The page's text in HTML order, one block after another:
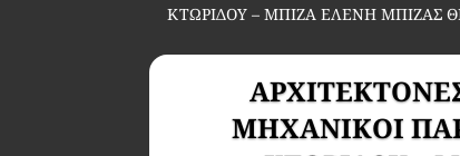
ΚΤΩΡΙΔΟΥ – ΜΠΙΖΑ ΕΛΕΝΗ ΜΠΙΖΑΣ
ΜΗΧΑΝΙΚΟΙ